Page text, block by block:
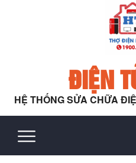
ĐIỆN
HỆ THỐNG SỬA CHỮA